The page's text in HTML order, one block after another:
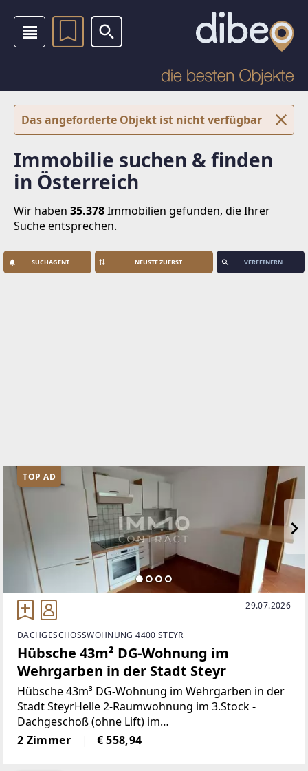
Das angeforderte Objekt ist nicht verfügbar
Immobilie suchen & finden
in Österreich
Wir haben 35.378Immobilien gefunden, die Ihrer
Suche entsprechen.
SUCHAGENT VERFEINERN
TOP AD
29.07.2026
DACHGESCHOSSWOHNUNG 4400 STEYR
Hübsche 43m² DG-Wohnung im
Wehrgarben in der Stadt Steyr
Hübsche 43m³ DG-Wohnung im Wehrgarben in der
Stadt SteyrHelle 2-Raumwohnung im 3.Stock -
Dachgeschoß (ohne Lift) im
Mehrparteienhaus.Ideale Single oder Pärchen -
Wohnung in Grüner Stadtlage* Wohnbereich mit
Küchenecke (gebrauchte
2 Zimmer € 558,94